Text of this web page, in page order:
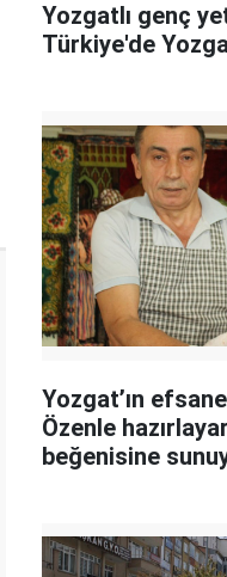
Yozgatlı genç
Türkiye'de
Yozgat’ın
Özenle
beğenisine